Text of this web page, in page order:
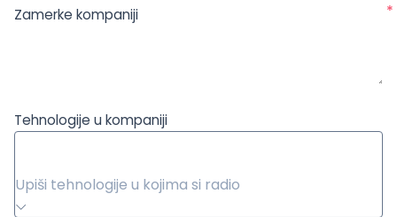
Zamerke kompaniji *
Tehnologije u kompaniji
Upiši tehnologije u kojima si radio